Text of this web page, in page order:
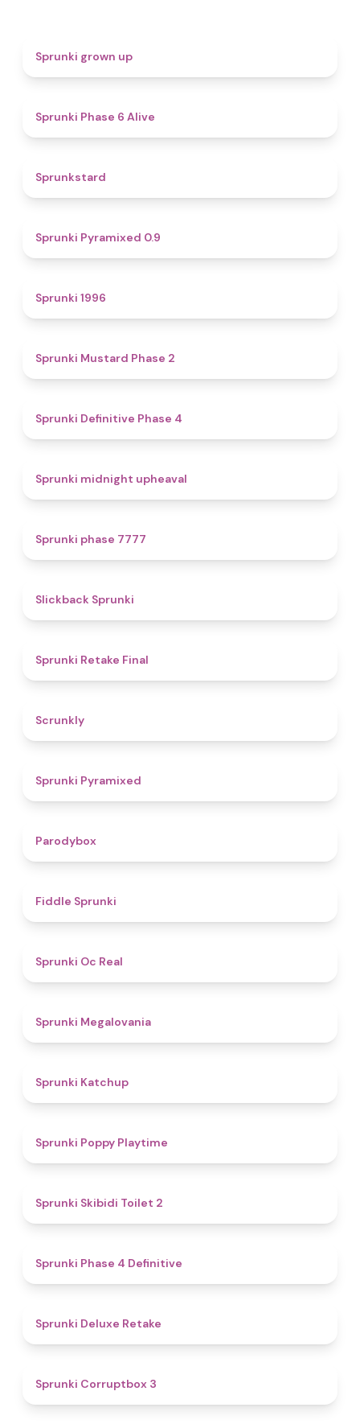
Sprunki grown up
Sprunki Phase 6 Alive
Sprunkstard
Sprunki Pyramixed 0.9
Sprunki 1996
Sprunki Mustard Phase 2
Sprunki Definitive Phase 4
Sprunki midnight upheaval
Sprunki phase 7777
Slickback Sprunki
Sprunki Retake Final
Scrunkly
Sprunki Pyramixed
Parodybox
Fiddle Sprunki
Sprunki Oc Real
Sprunki Megalovania
Sprunki Katchup
Sprunki Poppy Playtime
Sprunki Skibidi Toilet 2
Sprunki Phase 4 Definitive
Sprunki Deluxe Retake
Sprunki Corruptbox 3